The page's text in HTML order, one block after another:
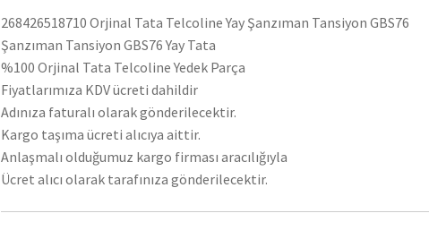
268426518710 Orjinal Tata Telcoline Yay Şanzıman Tansiyon GBS76
Şanzıman Tansiyon GBS76 Yay Tata
%100 Orjinal Tata Telcoline Yedek Parça
Fiyatlarımıza KDV ücreti dahildir
Adınıza faturalı olarak gönderilecektir.
Kargo taşıma ücreti alıcıya aittir.
Anlaşmalı olduğumuz kargo firması aracılığıyla
Ücret alıcı olarak tarafınıza gönderilecektir.